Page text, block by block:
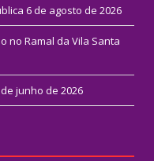
6 de agosto de 2026
no Ramal da Vila Santa
de junho de 2026